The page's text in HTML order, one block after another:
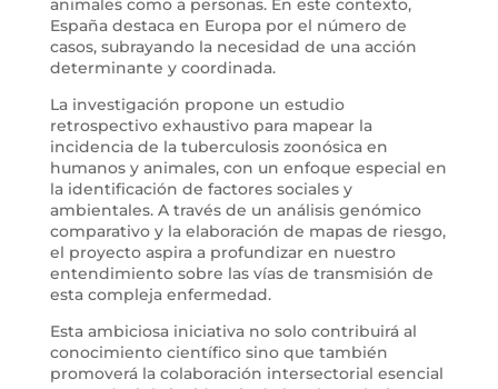
animales como a personas. En este contexto,
España destaca en Europa por el número de
casos, subrayando la necesidad de una acción
determinante y coordinada.
La investigación propone un estudio
retrospectivo exhaustivo para mapear la
incidencia de la tuberculosis zoonósica en
humanos y animales, con un enfoque especial en
la identificación de factores sociales y
ambientales. A través de un análisis genómico
comparativo y la elaboración de mapas de riesgo,
el proyecto aspira a profundizar en nuestro
entendimiento sobre las vías de transmisión de
esta compleja enfermedad.
Esta ambiciosa iniciativa no solo contribuirá al
conocimiento científico sino que también
promoverá la colaboración intersectorial esencial